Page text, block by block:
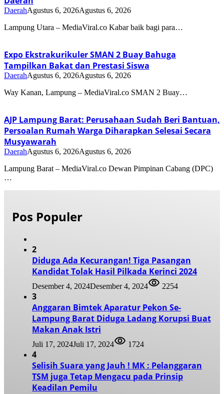
DaerahAgustus 6, 2026Agustus 6, 2026
Lampung Utara – MediaViral.co Kabar baik bagi para…
Expo Ekstrakurikuler SMAN 2 Buay Bahuga
Tampilkan Bakat dan Prestasi Siswa
DaerahAgustus 6, 2026Agustus 6, 2026
Way Kanan, Lampung – MediaViral.co SMAN 2 Buay…
AJP Lampung Barat: Perusahaan Sudah Beri Bantuan,
Persoalan Rumah Warga Diharapkan Selesai Secara
Musyawarah
DaerahAgustus 6, 2026Agustus 6, 2026
Lampung Barat – MediaViral.co Dewan Pimpinan Cabang (DPC)
…
Pos Populer
2
Diduga Ada Kecurangan! Tiga Pasangan
Kandidat Tolak Hasil Pilkada Kerinci 2024
Desember 4, 2024Desember 4, 2024 2254
3
Anggaran Bimtek Aparatur Pekon Se-
Lampung Barat Diduga Ladang Korupsi Buat
Makan Anak Istri
Juli 17, 2024Juli 17, 2024 1724
4
Selisih Suara yang Jauh ! MK : Pelanggaran
TSM juga Tetap Mengacu pada Prinsip
Keadilan Pemilu